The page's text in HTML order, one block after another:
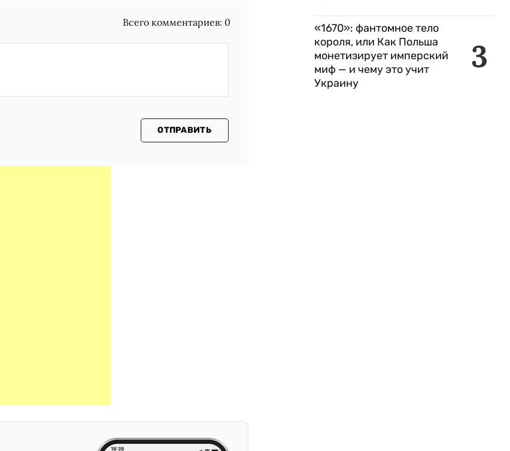
Всего комментариев: 0
ОТПРАВИТЬ
3
«1670»: фантомное тело
короля, или Как Польша
монетизирует имперский
миф — и чему это учит
Украину